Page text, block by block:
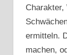
Charakter,
ermitteln.
machen,